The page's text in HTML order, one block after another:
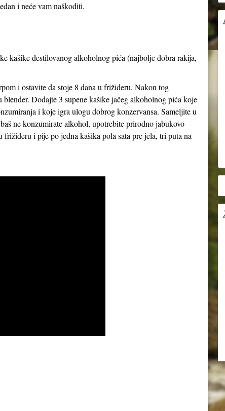
i neće vam naškoditi.
kašike destilovanog alkoholnog pića (najbolje dobra rakija,
i ostavite da stoje 8 dana u frižideru. Nakon tog
Dodajte 3 supene kašike jačeg alkoholnog pića koje
i koje igra ulogu dobrog konzervansa. Sameljite u
ne konzumirate alkohol, upotrebite prirodno jabukovo
i pije po jedna kašika pola sata pre jela, tri puta na